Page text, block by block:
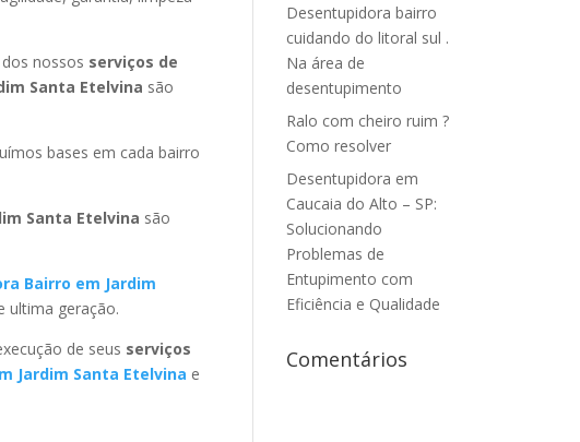
nossos serviços de
Santa Etelvina são
bases em cada bairro
Santa Etelvina são
Bairro em Jardim
ultima geração.
de seus serviços
Jardim Santa Etelvina e
Desentupidora bairro
cuidando do litoral sul .
Na área de
desentupimento
Ralo com cheiro ruim ?
Como resolver
Desentupidora em
Caucaia do Alto – SP:
Solucionando
Problemas de
Entupimento com
Eficiência e Qualidade
Comentários